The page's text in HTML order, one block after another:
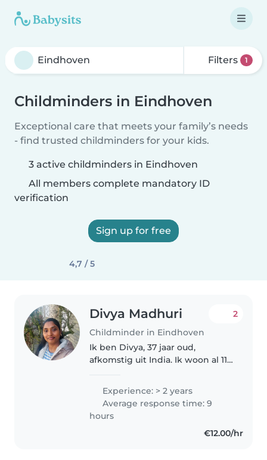
Filters 1
Childminders in Eindhoven
Exceptional care that meets your family’s needs
- find trusted childminders for your kids.
3 active childminders in Eindhoven
All members complete mandatory ID
verification
Sign up for free
4,7 / 5
Divya Madhuri
Childminder in Eindhoven
2
Ik ben Divya, 37 jaar oud,
afkomstig uit India. Ik woon al 11
en twee kinderen. In India ben
ik kinderverpleegkundige, dus ik
heb veel ervaring met zowel..
Experience: > 2 years
Average response time: 9
hours
€12.00/hr